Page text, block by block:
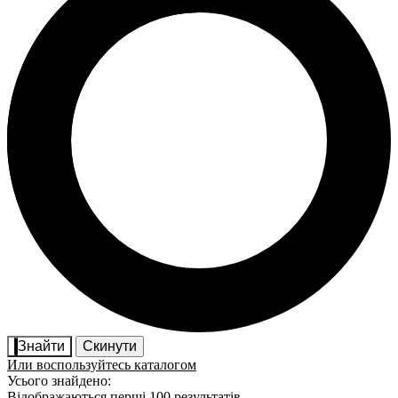
Знайти
Скинути
Или воспользуйтесь каталогом
Усього знайдено: